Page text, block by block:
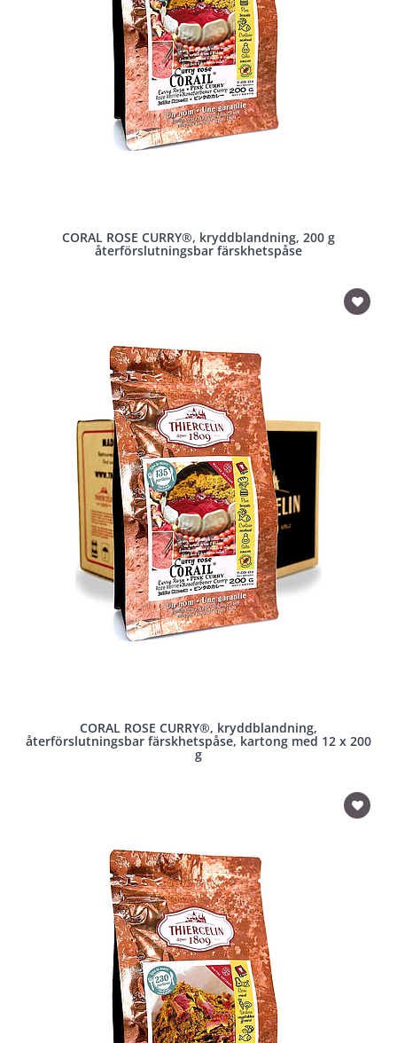
CORAL ROSE CURRY®, kryddblandning, 200 g
återförslutningsbar färskhetspåse
CORAL ROSE CURRY®, kryddblandning,
återförslutningsbar färskhetspåse, kartong med 12 x 200
g